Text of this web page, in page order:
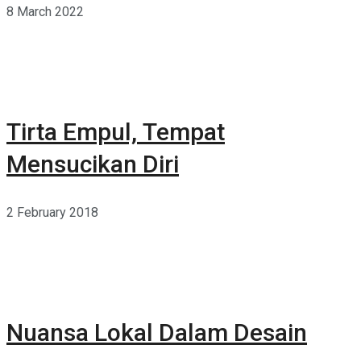
8 March 2022
Tirta Empul, Tempat
Mensucikan Diri
2 February 2018
Nuansa Lokal Dalam Desain